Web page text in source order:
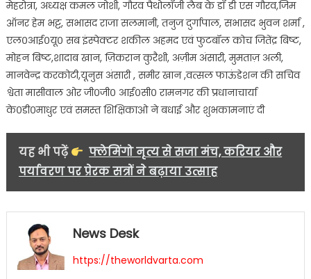
मेहरोत्रा, अध्यक्ष कमल जोशी, गौरव पैथोलॉजी लैब के डॉ डी एस गौरव,जिम
ऑनर हेम भट्ट, सभासद राजा सलमानी, तनुज दुर्गापाल, सभासद भुवन शर्मा ,
एल०आई०यू० सब इंस्पेक्टर शकील अहमद एवं फुटबॉल कोच जितेंद्र बिष्ट,
मोहन बिष्ट,शादाब खान, ज़िकरान कुरैशी, अज़ीम अंसारी, मुमताज़ अली,
मानवेन्द्र करकोटी,यूनुस अंसारी , समीर खान ,वत्सल फाऊंडेशन की सचिव
श्वेता मासीवाल ओर जी०जी० आई०सी० रामनगर की प्रधानाचार्या
के०डी०माधुर एवं समस्त शिक्षिकाओ ने बधाई और शुभकामनाएं दी
यह भी पढ़ें
फ्लेमिंगो नृत्य से सजा मंच, करियर और
पर्यावरण पर प्रेरक सत्रों ने बढ़ाया उत्साह
News Desk
https://theworldvarta.com